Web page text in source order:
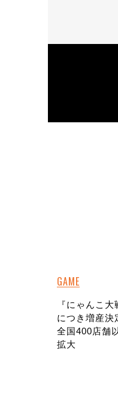
GAME
『にゃんこ
につき増産決
全国400店舗
拡大